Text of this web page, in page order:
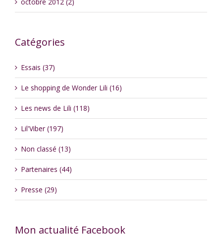
Catégories
Essais (37)
Le shopping de Wonder Lili (16)
Les news de Lili (118)
Lil'Viber (197)
Non classé (13)
Partenaires (44)
Presse (29)
Mon actualité Facebook